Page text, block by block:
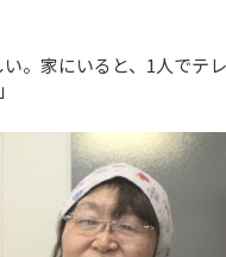
。家にいると、1人でテ